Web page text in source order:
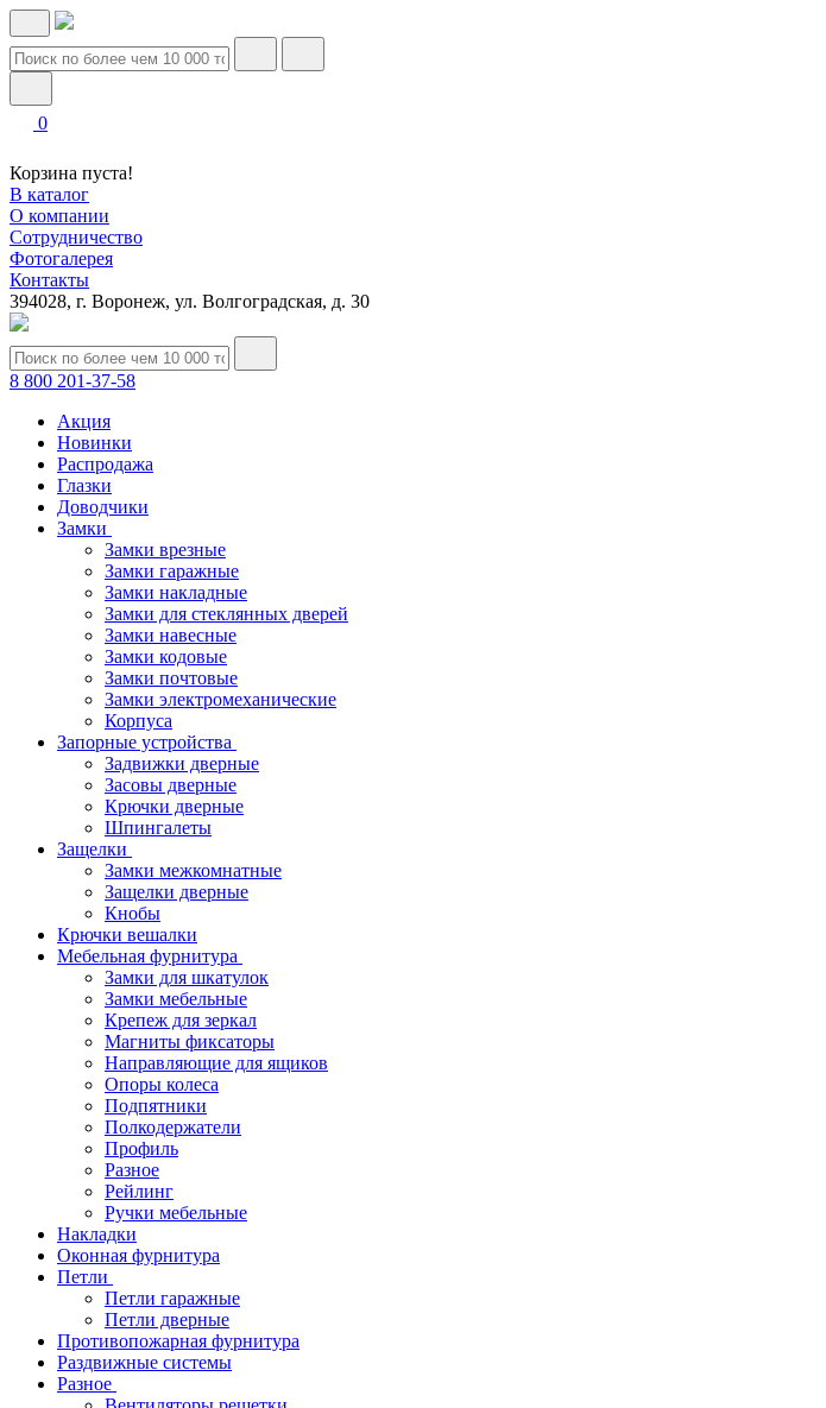
0
Корзина пуста!
В каталог
О компании
Сотрудничество
Фотогалерея
Контакты
394028, г. Воронеж, ул. Волгоградская, д. 30
8 800 201-37-58
Акция
Новинки
Распродажа
Глазки
Доводчики
Замки
Замки врезные
Замки гаражные
Замки накладные
Замки для стеклянных дверей
Замки навесные
Замки кодовые
Замки почтовые
Замки электромеханические
Корпуса
Запорные устройства
Задвижки дверные
Засовы дверные
Крючки дверные
Шпингалеты
Защелки
Замки межкомнатные
Защелки дверные
Кнобы
Крючки вешалки
Мебельная фурнитура
Замки для шкатулок
Замки мебельные
Крепеж для зеркал
Магниты фиксаторы
Направляющие для ящиков
Опоры колеса
Подпятники
Полкодержатели
Профиль
Разное
Рейлинг
Ручки мебельные
Накладки
Оконная фурнитура
Петли
Петли гаражные
Петли дверные
Противопожарная фурнитура
Раздвижные системы
Разное